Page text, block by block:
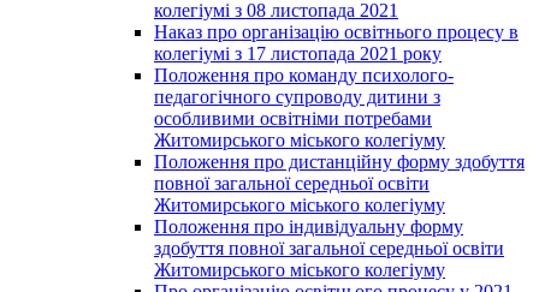
колегіумі з 08 листопада 2021
Наказ про організацію освітнього процесу в
колегіумі з 17 листопада 2021 року
Положення про команду психолого-
педагогічного супроводу дитини з
особливими освітніми потребами
Житомирського міського колегіуму
Положення про дистанційну форму здобуття
повної загальної середньої освіти
Житомирського міського колегіуму
Положення про індивідуальну форму
здобуття повної загальної середньої освіти
Житомирського міського колегіуму